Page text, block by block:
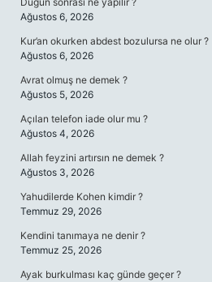
Ağustos 6, 2026
Kur’an okurken abdest bozulursa ne olur ?
Ağustos 6, 2026
Avrat olmuş ne demek ?
Ağustos 5, 2026
Açılan telefon iade olur mu ?
Ağustos 4, 2026
Allah feyzini artırsın ne demek ?
Ağustos 3, 2026
Yahudilerde Kohen kimdir ?
Temmuz 29, 2026
Kendini tanımaya ne denir ?
Temmuz 25, 2026
Ayak burkulması kaç günde geçer ?